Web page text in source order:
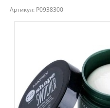
Артикул: P0938300